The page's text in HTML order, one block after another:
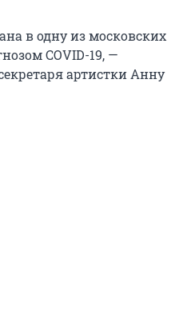
в одну из московских
COVID-19, —
артистки Анну